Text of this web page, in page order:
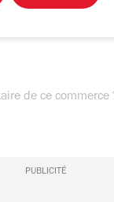
de ce commerce
PUBLICITÉ